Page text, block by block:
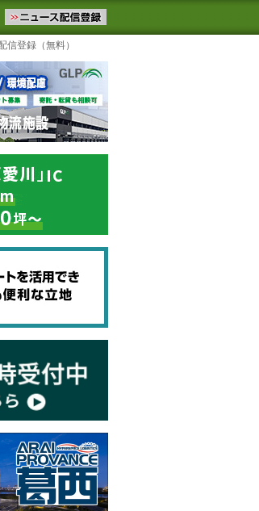
す。物流ニュースメール配信を登録す
く見るテーマ
信登録（無料）